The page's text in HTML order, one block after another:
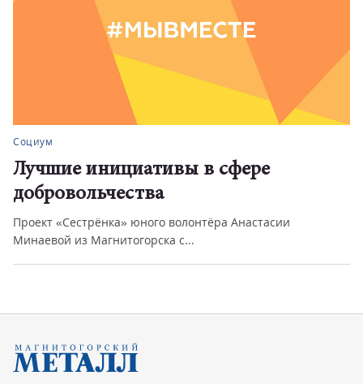
Социум
Лучшие инициативы в сфере
добровольчества
Проект «Сестрёнка» юного волонтёра Анастасии
Минаевой из Магнитогорска с...